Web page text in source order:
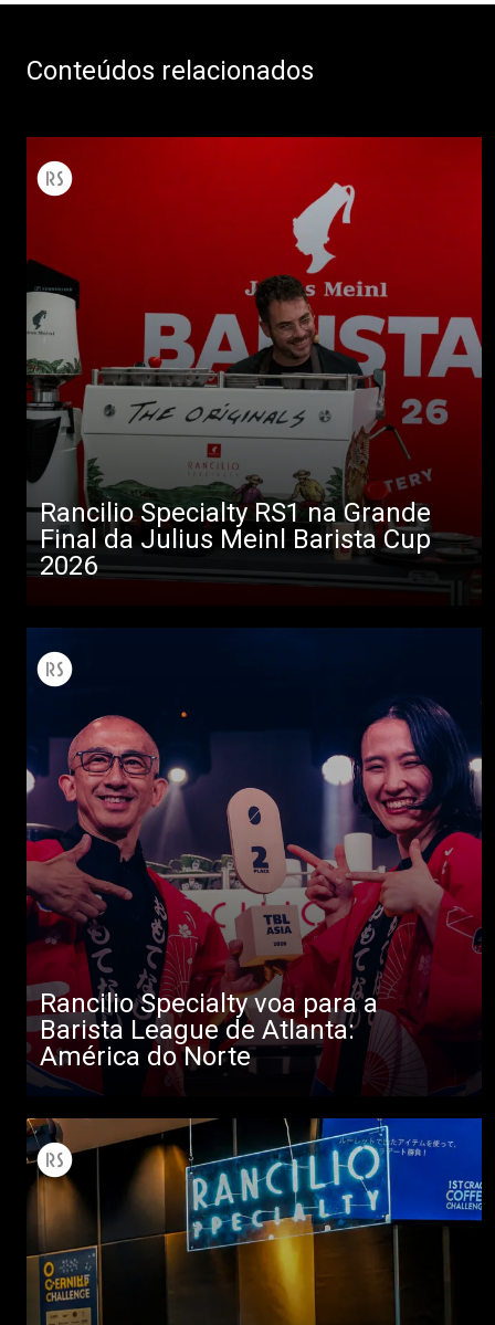
Conteúdos relacionados
Rancilio Specialty RS1 na Grande
Final da Julius Meinl Barista Cup
2026
Rancilio Specialty voa para a
Barista League de Atlanta:
América do Norte